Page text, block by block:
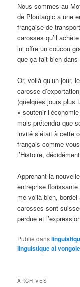
Nous sommes au
de Ploutargic a une
française de
carosses qu’il
lui offre un coucou
que ça fait bien
Or, voilà qu’un jour,
carosse
(quelques jours plus
« soutenir
mais prétendra que
invité s’était à cette
français comme
l’Histoire,
Apprenant la
entreprise
me voilà bien,
carosses sont
perdue et
Publié dans
linguistique ai vongole
ARCHIVES